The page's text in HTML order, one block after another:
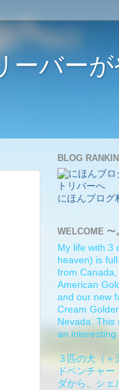
ーバー
BLOG
にほんブログ
WELCOME 〜
My life with 3
heaven) is
from Canada,
American
and our new
Cream
Nevada. This
an interesting
３匹の犬（＋
ドベンチャ
ダから、シェ